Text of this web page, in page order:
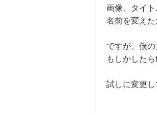
画像、タイ
名前を変えた
ですが、僕
もしかした
試しに変更し